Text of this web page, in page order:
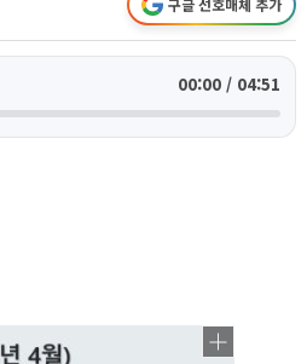
구글 선호매체 추가
00:00 / 04:51